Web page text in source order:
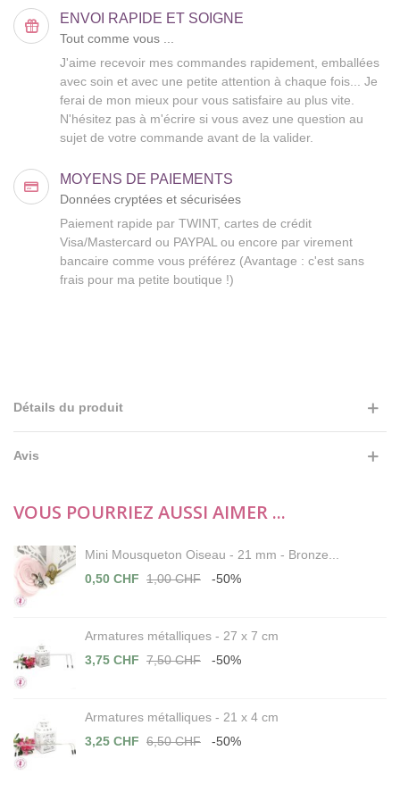
ENVOI RAPIDE ET SOIGNE
Tout comme vous ...
J'aime recevoir mes commandes rapidement, emballées
avec soin et avec une petite attention à chaque fois... Je
ferai de mon mieux pour vous satisfaire au plus vite.
N'hésitez pas à m'écrire si vous avez une question au
sujet de votre commande avant de la valider.
MOYENS DE PAIEMENTS
Données cryptées et sécurisées
Paiement rapide par TWINT, cartes de crédit
Visa/Mastercard ou PAYPAL ou encore par virement
bancaire comme vous préférez (Avantage : c'est sans
frais pour ma petite boutique !)
Détails du produit
Avis
VOUS POURRIEZ AUSSI AIMER ...
Mini Mousqueton Oiseau - 21 mm - Bronze...
0,50 CHF 1,00 CHF -50%
Armatures métalliques - 27 x 7 cm
3,75 CHF 7,50 CHF -50%
Armatures métalliques - 21 x 4 cm
3,25 CHF 6,50 CHF -50%